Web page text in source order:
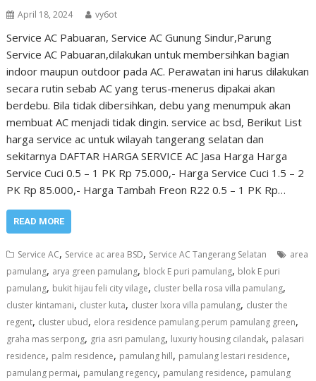
April 18, 2024 vy6ot
Service AC Pabuaran, Service AC Gunung Sindur,Parung
Service AC Pabuaran,dilakukan untuk membersihkan bagian
indoor maupun outdoor pada AC. Perawatan ini harus dilakukan
secara rutin sebab AC yang terus-menerus dipakai akan
berdebu. Bila tidak dibersihkan, debu yang menumpuk akan
membuat AC menjadi tidak dingin. service ac bsd, Berikut List
harga service ac untuk wilayah tangerang selatan dan
sekitarnya DAFTAR HARGA SERVICE AC Jasa Harga Harga
Service Cuci 0.5 – 1 PK Rp 75.000,- Harga Service Cuci 1.5 – 2
PK Rp 85.000,- Harga Tambah Freon R22 0.5 – 1 PK Rp…
READ MORE
Service AC, Service ac area BSD, Service AC Tangerang Selatan
area
pamulang, arya green pamulang, block E puri pamulang, blok E puri
pamulang, bukit hijau feli city vilage, cluster bella rosa villa pamulang,
cluster kintamani, cluster kuta, cluster lxora villa pamulang, cluster the
regent, cluster ubud, elora residence pamulang.perum pamulang green,
graha mas serpong, gria asri pamulang, luxuriy housing cilandak, palasari
residence, palm residence, pamulang hill, pamulang lestari residence,
pamulang permai, pamulang regency, pamulang residence, pamulang